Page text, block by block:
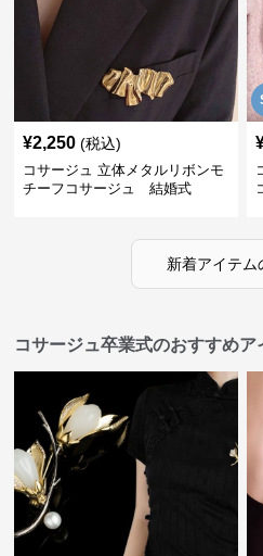
¥2,250 (税込)
コサージュ 立体メタルリボンモ
チーフコサージュ 結婚式
新着アイテム
コサージュ卒業式のおすすめア